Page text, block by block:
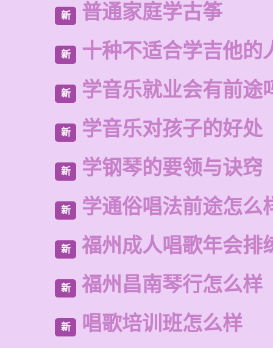
新 普通家庭学古筝
新 十种不适合学吉他的
新 学音乐就业会有前途
新 学音乐对孩子的好处
新 学钢琴的要领与诀窍
新 学通俗唱法前途怎么
新 福州成人唱歌年会排
新 福州昌南琴行怎么样
新 唱歌培训班怎么样